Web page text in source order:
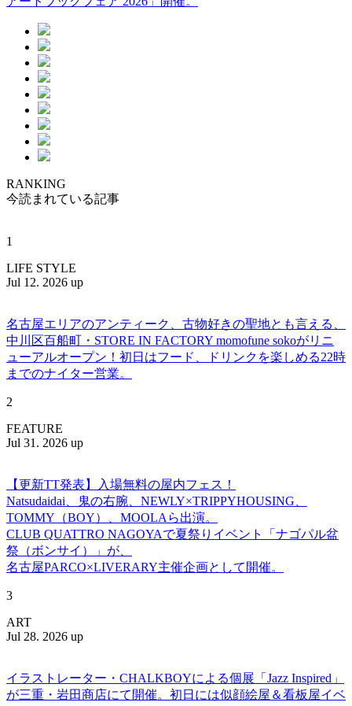
RANKING
今読まれている記事
1
LIFE STYLE
Jul 12. 2026 up
名古屋エリアのアンティーク、古物好きの聖地とも言える、
中川区百船町・STORE IN FACTORY momofune sokoがリニ
ューアルオープン！初日はフード、ドリンクを楽しめる22時
までのナイター営業。
2
FEATURE
Jul 31. 2026 up
【更新TT発表】入場無料の屋内フェス！
Natsudaidai、鬼の右腕、NEWLY×TRIPPYHOUSING、
TOMMY（BOY）、MOOLAら出演。
CLUB QUATTRO NAGOYAで夏祭りイベント「ナゴパル盆
祭（ボンサイ）」が、
名古屋PARCO×LIVERARY主催企画として開催。
3
ART
Jul 28. 2026 up
イラストレーター・CHALKBOYによる個展「Jazz Inspired」
が三重・岩田商店にて開催。初日には似顔絵屋＆看板屋イベ